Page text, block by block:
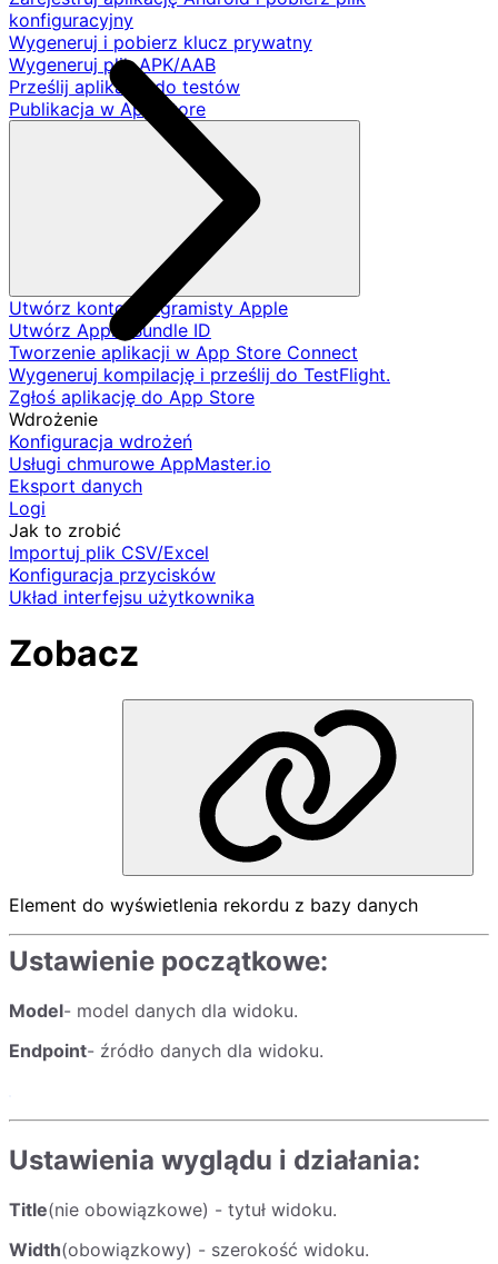
konfiguracyjny
Wygeneruj i pobierz klucz prywatny
Wygeneruj plik APK/AAB
Prześlij aplikację do testów
Publikacja w App Store
Utwórz konto programisty Apple
Utwórz Apple Bundle ID
Tworzenie aplikacji w App Store Connect
Wygeneruj kompilację i prześlij do TestFlight.
Zgłoś aplikację do App Store
Wdrożenie
Konfiguracja wdrożeń
Usługi chmurowe AppMaster.io
Eksport danych
Logi
Jak to zrobić
Importuj plik CSV/Excel
Konfiguracja przycisków
Układ interfejsu użytkownika
Zobacz
Element do wyświetlenia rekordu z bazy danych
Ustawienie początkowe:
Model- model danych dla widoku.
Endpoint- źródło danych dla widoku.
Ustawienia wyglądu i działania:
Title(nie obowiązkowe) - tytuł widoku.
Width(obowiązkowy) - szerokość widoku.